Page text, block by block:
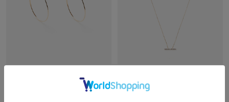
【受注生産】ALL ABOUT BASICS Floati
ng Hoop Earrings M | ゴールドフープ
【受注生産】TRAPEZE Diamond Neckl